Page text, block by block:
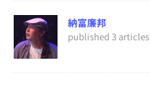
納富廉邦
published 3 articles